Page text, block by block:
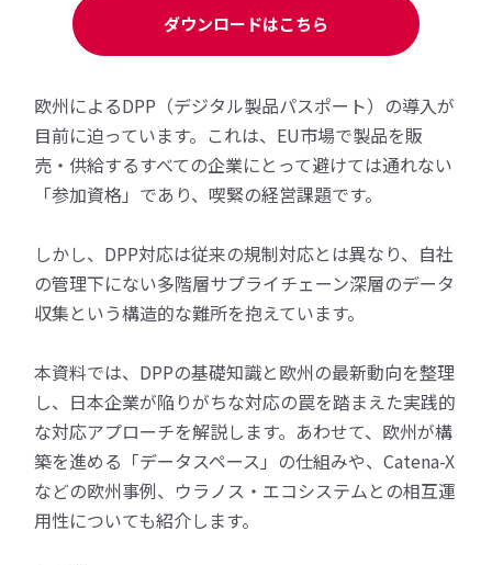
ダウンロードはこちら
欧州によるDPP（デジタル製品パスポート）の導入が
目前に迫っています。これは、EU市場で製品を販
売・供給するすべての企業にとって避けては通れない
「参加資格」であり、喫緊の経営課題です。
しかし、DPP対応は従来の規制対応とは異なり、自社
の管理下にない多階層サプライチェーン深層のデータ
収集という構造的な難所を抱えています。
本資料では、DPPの基礎知識と欧州の最新動向を整理
し、日本企業が陥りがちな対応の罠を踏まえた実践的
な対応アプローチを解説します。あわせて、欧州が構
築を進める「データスペース」の仕組みや、Catena-X
などの欧州事例、ウラノス・エコシステムとの相互運
用性についても紹介します。